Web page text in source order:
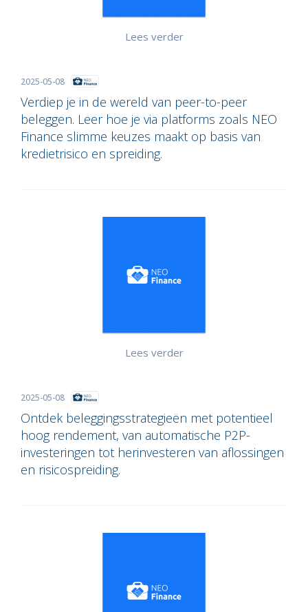
2025-05-08
Verdiep je in de wereld van peer-to-peer
beleggen. Leer hoe je via platforms zoals NEO
Finance slimme keuzes maakt op basis van
kredietrisico en spreiding.
Lees verder
2025-05-08
Ontdek beleggingsstrategieën met potentieel
hoog rendement, van automatische P2P-
investeringen tot herinvesteren van aflossingen
en risicospreiding.
Lees verder